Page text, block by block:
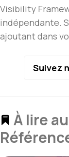
Visibility
indépendante.
ajoutant dans
Suivez
À lire